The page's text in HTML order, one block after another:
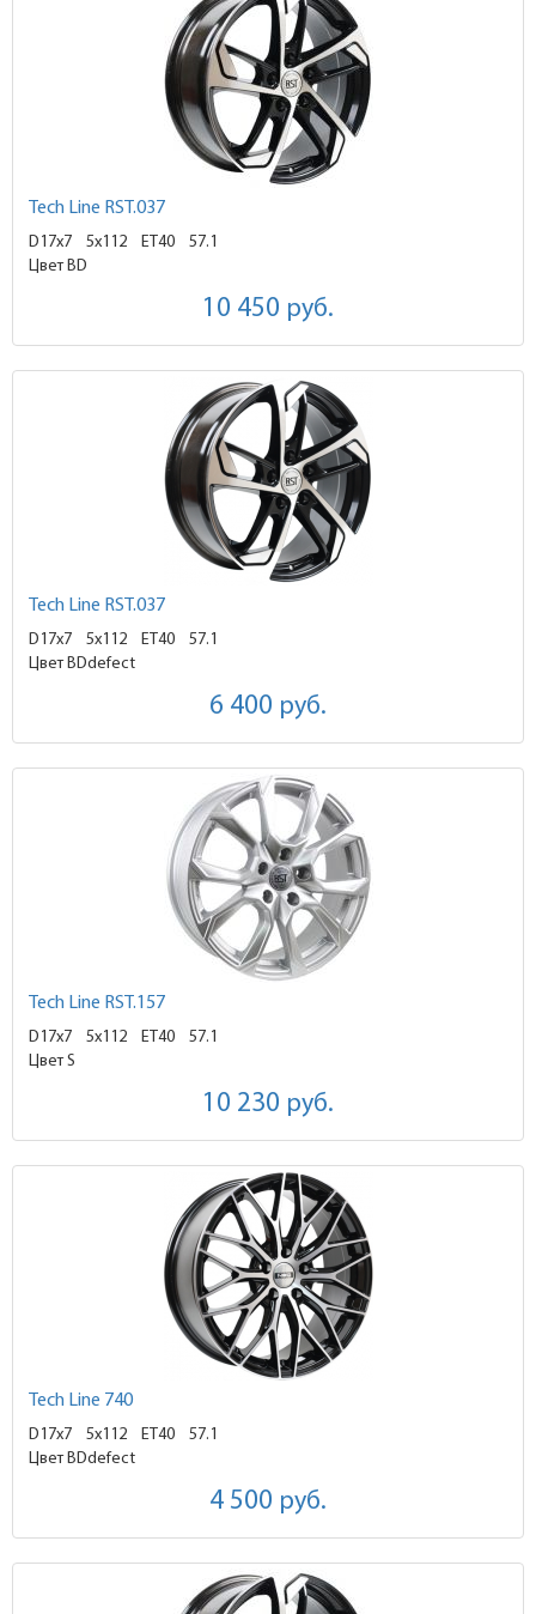
Tech Line RST.037
D17x7 5x112 ET40
57.1
Цвет BD
10 450 руб.
Tech Line RST.037
D17x7 5x112 ET40
57.1
Цвет BDdefect
6 400 руб.
Tech Line RST.157
D17x7 5x112 ET40
57.1
Цвет S
10 230 руб.
Tech Line 740
D17x7 5x112 ET40
57.1
Цвет BDdefect
4 500 руб.